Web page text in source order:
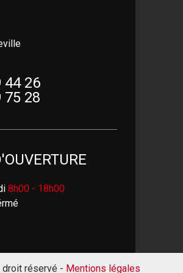
44 26
75 28
8h00 - 18h00
réservé - Mentions légales